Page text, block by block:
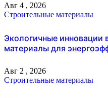
Авг 4 , 2026
Строительные материалы
Экологичные инновации
материалы для
Авг 2 , 2026
Строительные материалы